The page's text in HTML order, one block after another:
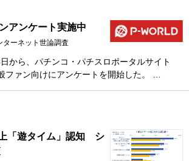
アンケート実施中
ーネット世論調査
から、パチンコ・パチスロポータルサイト
ファン向けにアンケートを開始した。 …
「遊タイム」認知 シ